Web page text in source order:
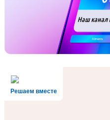
Решаем вместе